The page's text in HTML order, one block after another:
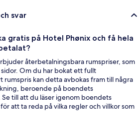
svar
gratis på Hotel Phønix och få hela
återbetalningsbara rumspriser, som
sidor. Om du har bokat ett fullt
rumspris kan detta avbokas fram till några
beroende på boendets
till att du läser igenom boendets
att ta reda på vilka regler och villkor som